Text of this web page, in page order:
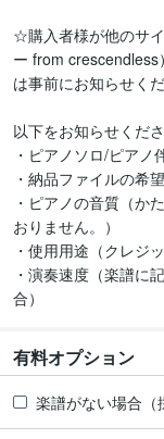
☆購入者様が他のサ
ー from crescendless
は事前にお知らせくだ
以下をお知らせくださ
・ピアノソロ/ピアノ
・納品ファイルの希
・ピアノの音質（か
おりません。）
・使用用途（クレジ
・演奏速度（楽譜に
合）
有料オプション
楽譜がない場合（